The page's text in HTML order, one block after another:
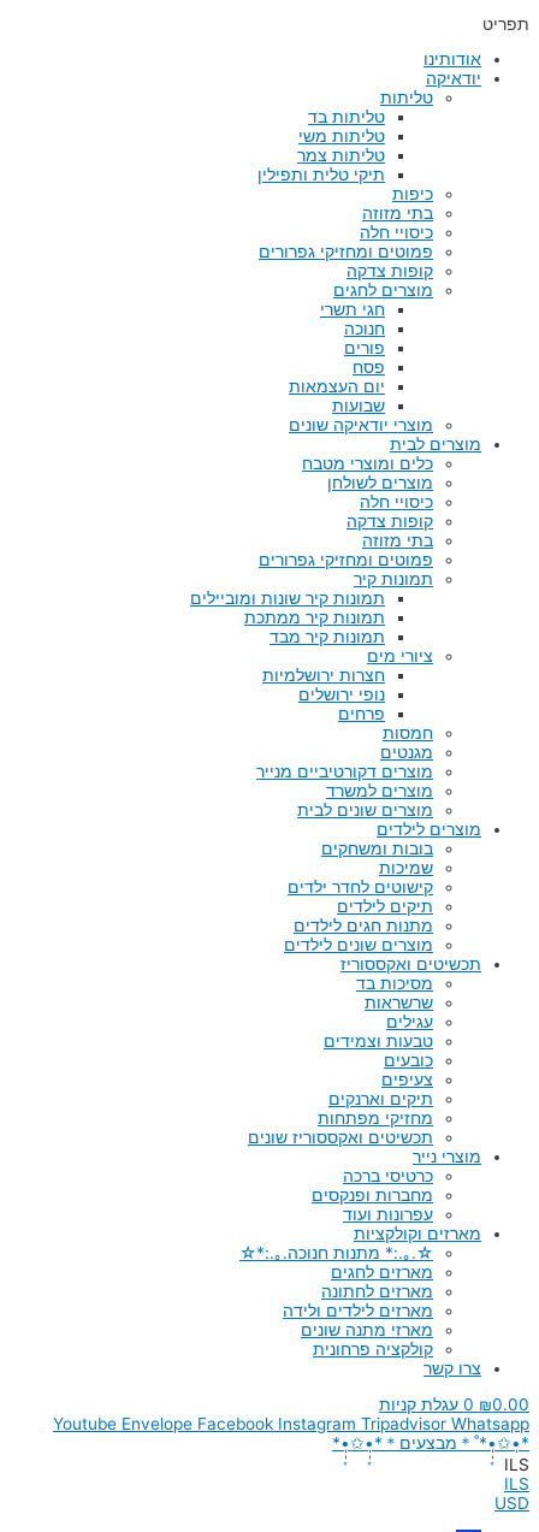
תפריט
אודותינו
יודאיקה
טליתות
טליתות בד
טליתות משי
טליתות צמר
תיקי טלית ותפילין
כיפות
בתי מזוזה
כיסויי חלה
פמוטים ומחזיקי גפרורים
קופות צדקה
מוצרים לחגים
חגי תשרי
חנוכה
פורים
פסח
יום העצמאות
שבועות
מוצרי יודאיקה שונים
מוצרים לבית
כלים ומוצרי מטבח
מוצרים לשולחן
כיסויי חלה
קופות צדקה
בתי מזוזה
פמוטים ומחזיקי גפרורים
תמונות קיר
תמונות קיר שונות ומוביילים
תמונות קיר ממתכת
תמונות קיר מבד
ציורי מים
חצרות ירושלמיות
נופי ירושלים
פרחים
חמסות
מגנטים
מוצרים דקורטיביים מנייר
מוצרים למשרד
מוצרים שונים לבית
מוצרים לילדים
בובות ומשחקים
שמיכות
קישוטים לחדר ילדים
תיקים לילדים
מתנות חגים לילדים
מוצרים שונים לילדים
תכשיטים ואקססוריז
מסיכות בד
שרשראות
עגילים
טבעות וצמידים
כובעים
צעיפים
תיקים וארנקים
מחזיקי מפתחות
תכשיטים ואקססוריז שונים
מוצרי נייר
כרטיסי ברכה
מחברות ופנקסים
עפרונות ועוד
מארזים וקולקציות
☆.｡.:* מתנות חנוכה.｡.:*☆
מארזים לחגים
מארזים לחתונה
מארזים לילדים ולידה
מארזי מתנה שונים
קולקציה פרחונית
צרו קשר
₪0.00
0 עגלת קניות
Youtube Envelope Facebook Instagram Tripadvisor Whatsapp
*•̩̩͙✩•̩̩͙*˚＊מבצעים＊*•̩̩͙✩•̩̩͙*
ILS
ILS
USD